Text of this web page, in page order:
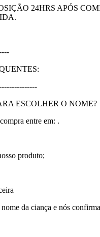
24HRS APÓS
ESCOLHER O NOME?
entre em: .
produto;
da ciança e nós